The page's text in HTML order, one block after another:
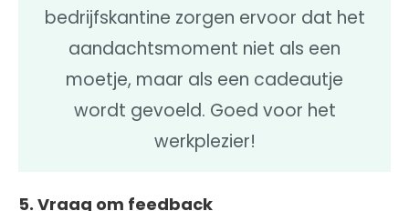
bedrijfskantine zorgen ervoor dat het
aandachtsmoment niet als een
moetje, maar als een cadeautje
wordt gevoeld. Goed voor het
werkplezier!
5. Vraag om feedback